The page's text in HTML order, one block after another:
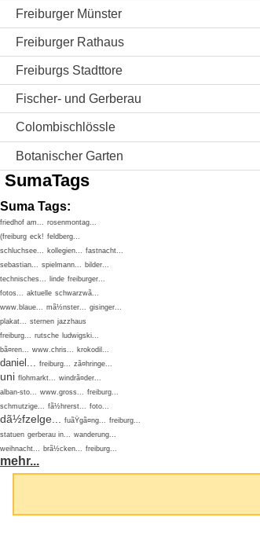
Freiburger Münster
Freiburger Rathaus
Freiburgs Stadttore
Fischer- und Gerberau
Colombischlössle
Botanischer Garten
SumaTags
Suma Tags:
friedhof am... rosenmontag...
(freiburg eck! feldberg...
schluchsee... kollegien... fastnacht...
sebastian... spielmann... bilder...
technisches...
linde freiburger...
fotos... aktuelle schwarzwã...
www.blaue... mã½nster... gisinger...
plakat... sternen jazzhaus
freiburg... rutsche ludwigski...
bã¤ren... www.chris... krokodil...
daniel... freiburg... zã¤hringe...
uni flohmarkt... windrã¤der...
alban-sto... www.gross... freiburg...
schmutzige... fã½hrerst... foto...
dã½fzelge... fuãŸgã¤ng... freiburg...
statuen gerberau in... wanderung...
weihnacht... brã½cken... freiburg...
mehr...